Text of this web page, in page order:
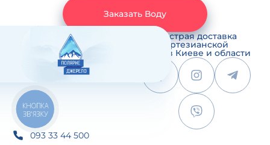
Быстрая доставка
артезианской
воды в Киеве и области
093 33 44 500
Заказать Воду
КНОПКА
ЗВ'ЯЗКУ